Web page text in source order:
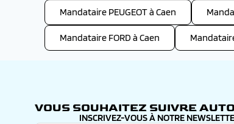
Mandataire PEUGEOT à Caen
Mandataire FORD à Caen
VOUS SOUHAITEZ SUIVRE
INSCRIVEZ-VOUS À NOTRE